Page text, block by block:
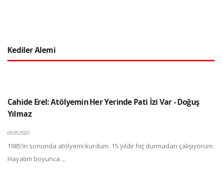
Kediler Alemi
Cahide Erel: Atölyemin Her Yerinde Pati İzi Var - Doğuş
Yılmaz
05.05.2020
1985’in sonunda atölyemi kurdum. 15 yıldır hiç durmadan çalışıyorum.
Hayatım boyunca ...